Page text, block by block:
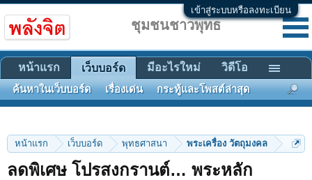
เข้าสู่ระบบหรือลงทะเบียน
หน้าแรก เว็บบอร์ด พุทธศาสนา พระเครื่อง วัตถุมงคล
ลดพิเศษ โปรสงกรานต์… พระหลัก
ชุมชนชาวพุทธ
หน้าแรก เว็บบอร์ด
ค้นหาในเว็บบอร์ด เรื่องเด่น กระทู้และโพสต์ล่าสุด
มีอะไรใหม่ วิดีโอ